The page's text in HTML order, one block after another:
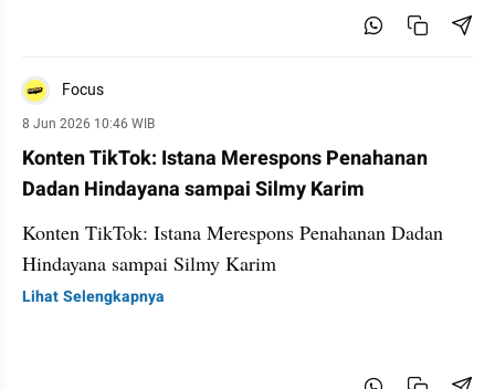
Focus
8 Jun 2026 10:46 WIB
Konten TikTok: Istana Merespons Penahanan
Dadan Hindayana sampai Silmy Karim
Konten TikTok: Istana Merespons Penahanan Dadan
Hindayana sampai Silmy Karim
Lihat Selengkapnya